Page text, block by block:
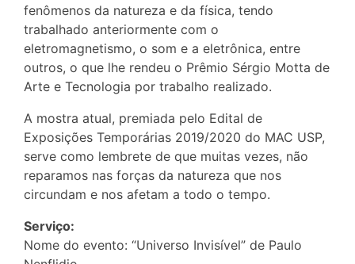
fenômenos da natureza e da física, tendo
trabalhado anteriormente com o
eletromagnetismo, o som e a eletrônica, entre
outros, o que lhe rendeu o Prêmio Sérgio Motta de
Arte e Tecnologia por trabalho realizado.
A mostra atual, premiada pelo Edital de
Exposições Temporárias 2019/2020 do MAC USP,
serve como lembrete de que muitas vezes, não
reparamos nas forças da natureza que nos
circundam e nos afetam a todo o tempo.
Serviço:
Nome do evento: “Universo Invisível” de Paulo